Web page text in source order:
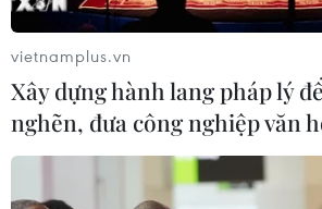
vietnamplus.vn
Xây dựng hành lang pháp lý
nghẽn, đưa công nghiệp văn